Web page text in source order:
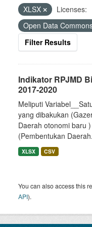
XLSX
Licenses:
Open Data
Filter Results
Indikator RPJMD
2017-2020
Meliputi
yang dibakukan
Daerah otonomi baru
(Pembentukan
XLSX CSV
You can also access this
API).